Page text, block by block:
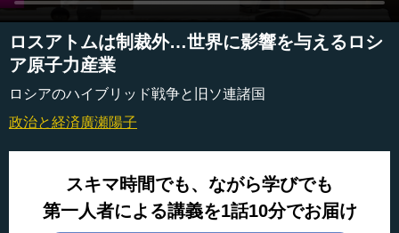
ロスアトムは制裁外…世界に影響を与えるロシ
ア原子力産業
ロシアのハイブリッド戦争と旧ソ連諸国
政治と経済廣瀬陽子
スキマ時間でも、ながら学びでも
第一人者による講義を1話10分でお届け